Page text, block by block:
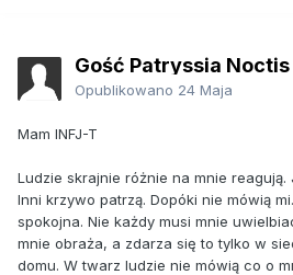
Gość Patryssia Noctis
Opublikowano 24 Maja
Mam INFJ-T
Ludzie skrajnie różnie na mnie
Inni krzywo patrzą. Dopóki nie mówią
spokojna. Nie każdy musi mnie
mnie obraża, a zdarza się to tylko w
domu. W twarz ludzie nie mówią co o